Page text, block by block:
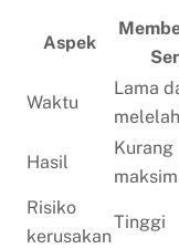
Aspek
Waktu
Lama
Hasil
Kurang
Risiko
kerusakan
Tinggi